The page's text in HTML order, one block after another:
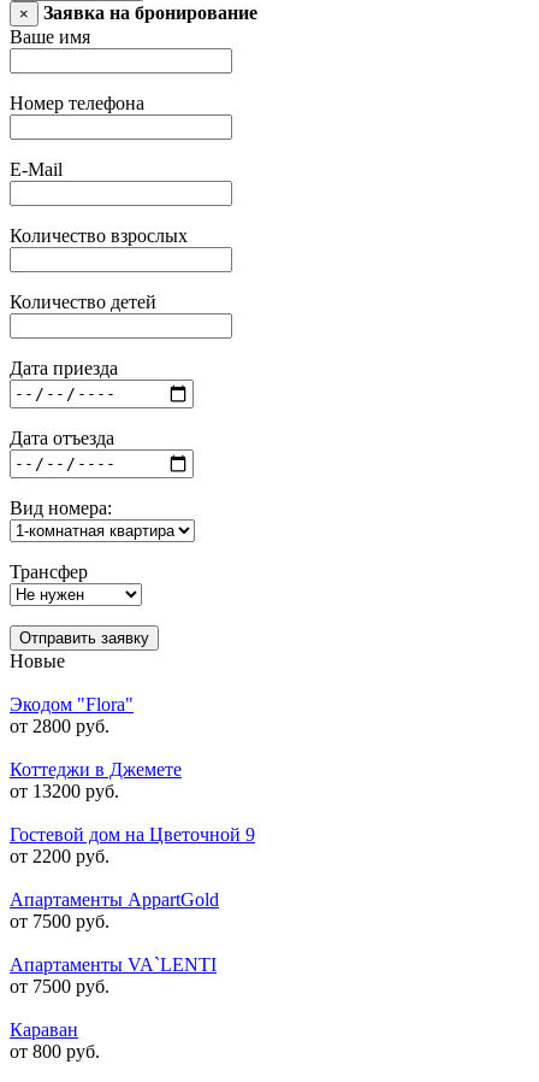
×
Заявка на бронирование
Ваше имя
Номер телефона
E-Mail
Количество взрослых
Количество детей
Дата приезда
Дата отъезда
Вид номера:
Трансфер
Отправить заявку
Новые
Экодом "Flora"
от 2800 руб.
Коттеджи в Джемете
от 13200 руб.
Гостевой дом на Цветочной 9
от 2200 руб.
Апартаменты AppartGold
от 7500 руб.
Апартаменты VA`LENTI
от 7500 руб.
Караван
от 800 руб.